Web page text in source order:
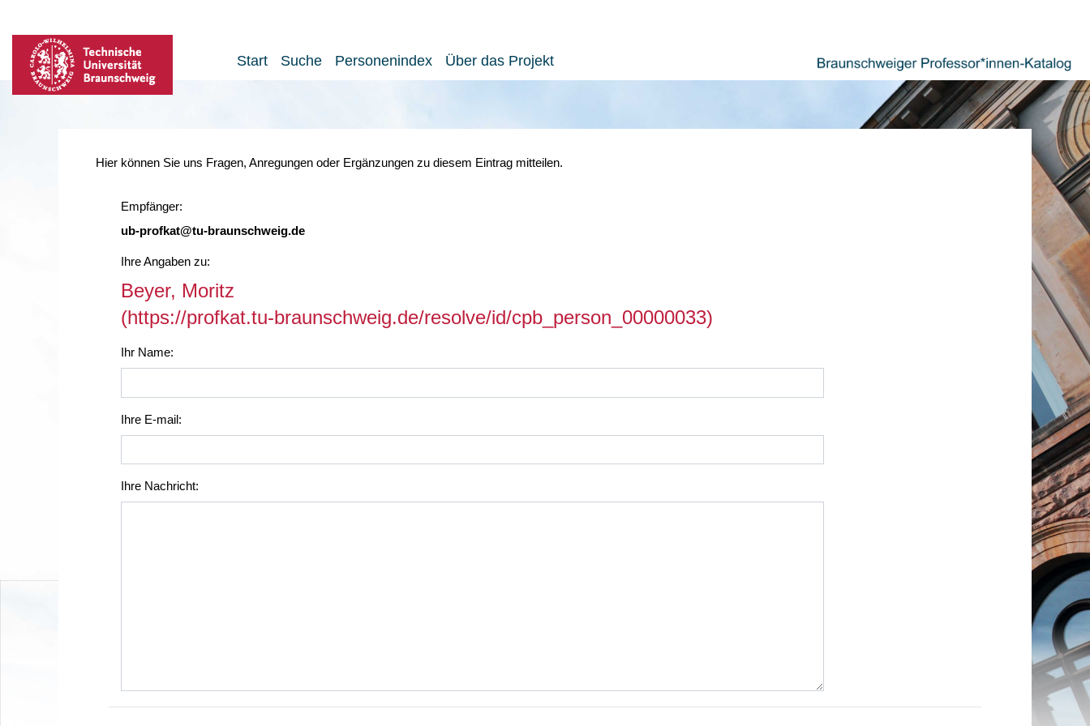
Start Suche Personenindex Über das Projekt
Hier können Sie uns Fragen, Anregungen oder Ergänzungen zu diesem Eintrag mitteilen.
Empfänger:
ub-profkat@tu-braunschweig.de
Ihre Angaben zu:
Beyer, Moritz
(https://profkat.tu-braunschweig.de/resolve/id/cpb_person_00000033)
Ihr Name:
Ihre E-mail:
Ihre Nachricht: